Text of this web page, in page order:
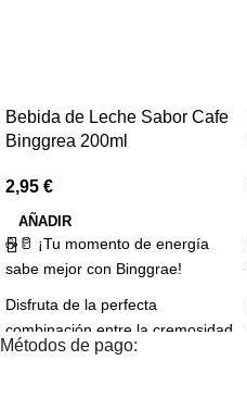
Bebida de Leche Sabor Cafe
Binggrea 200ml
2,95 €
AÑADIR
☕🥛 ¡Tu momento de energía
sabe mejor con Binggrae!
Disfruta de la perfecta
combinación entre la cremosidad
de la leche y el irresistible aroma
Métodos de pago: